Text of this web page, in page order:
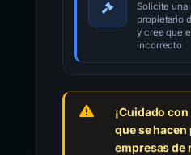
Solicite una
propietario
y cree que
incorrecto
¡Cuidado
que se hacen
empresas de